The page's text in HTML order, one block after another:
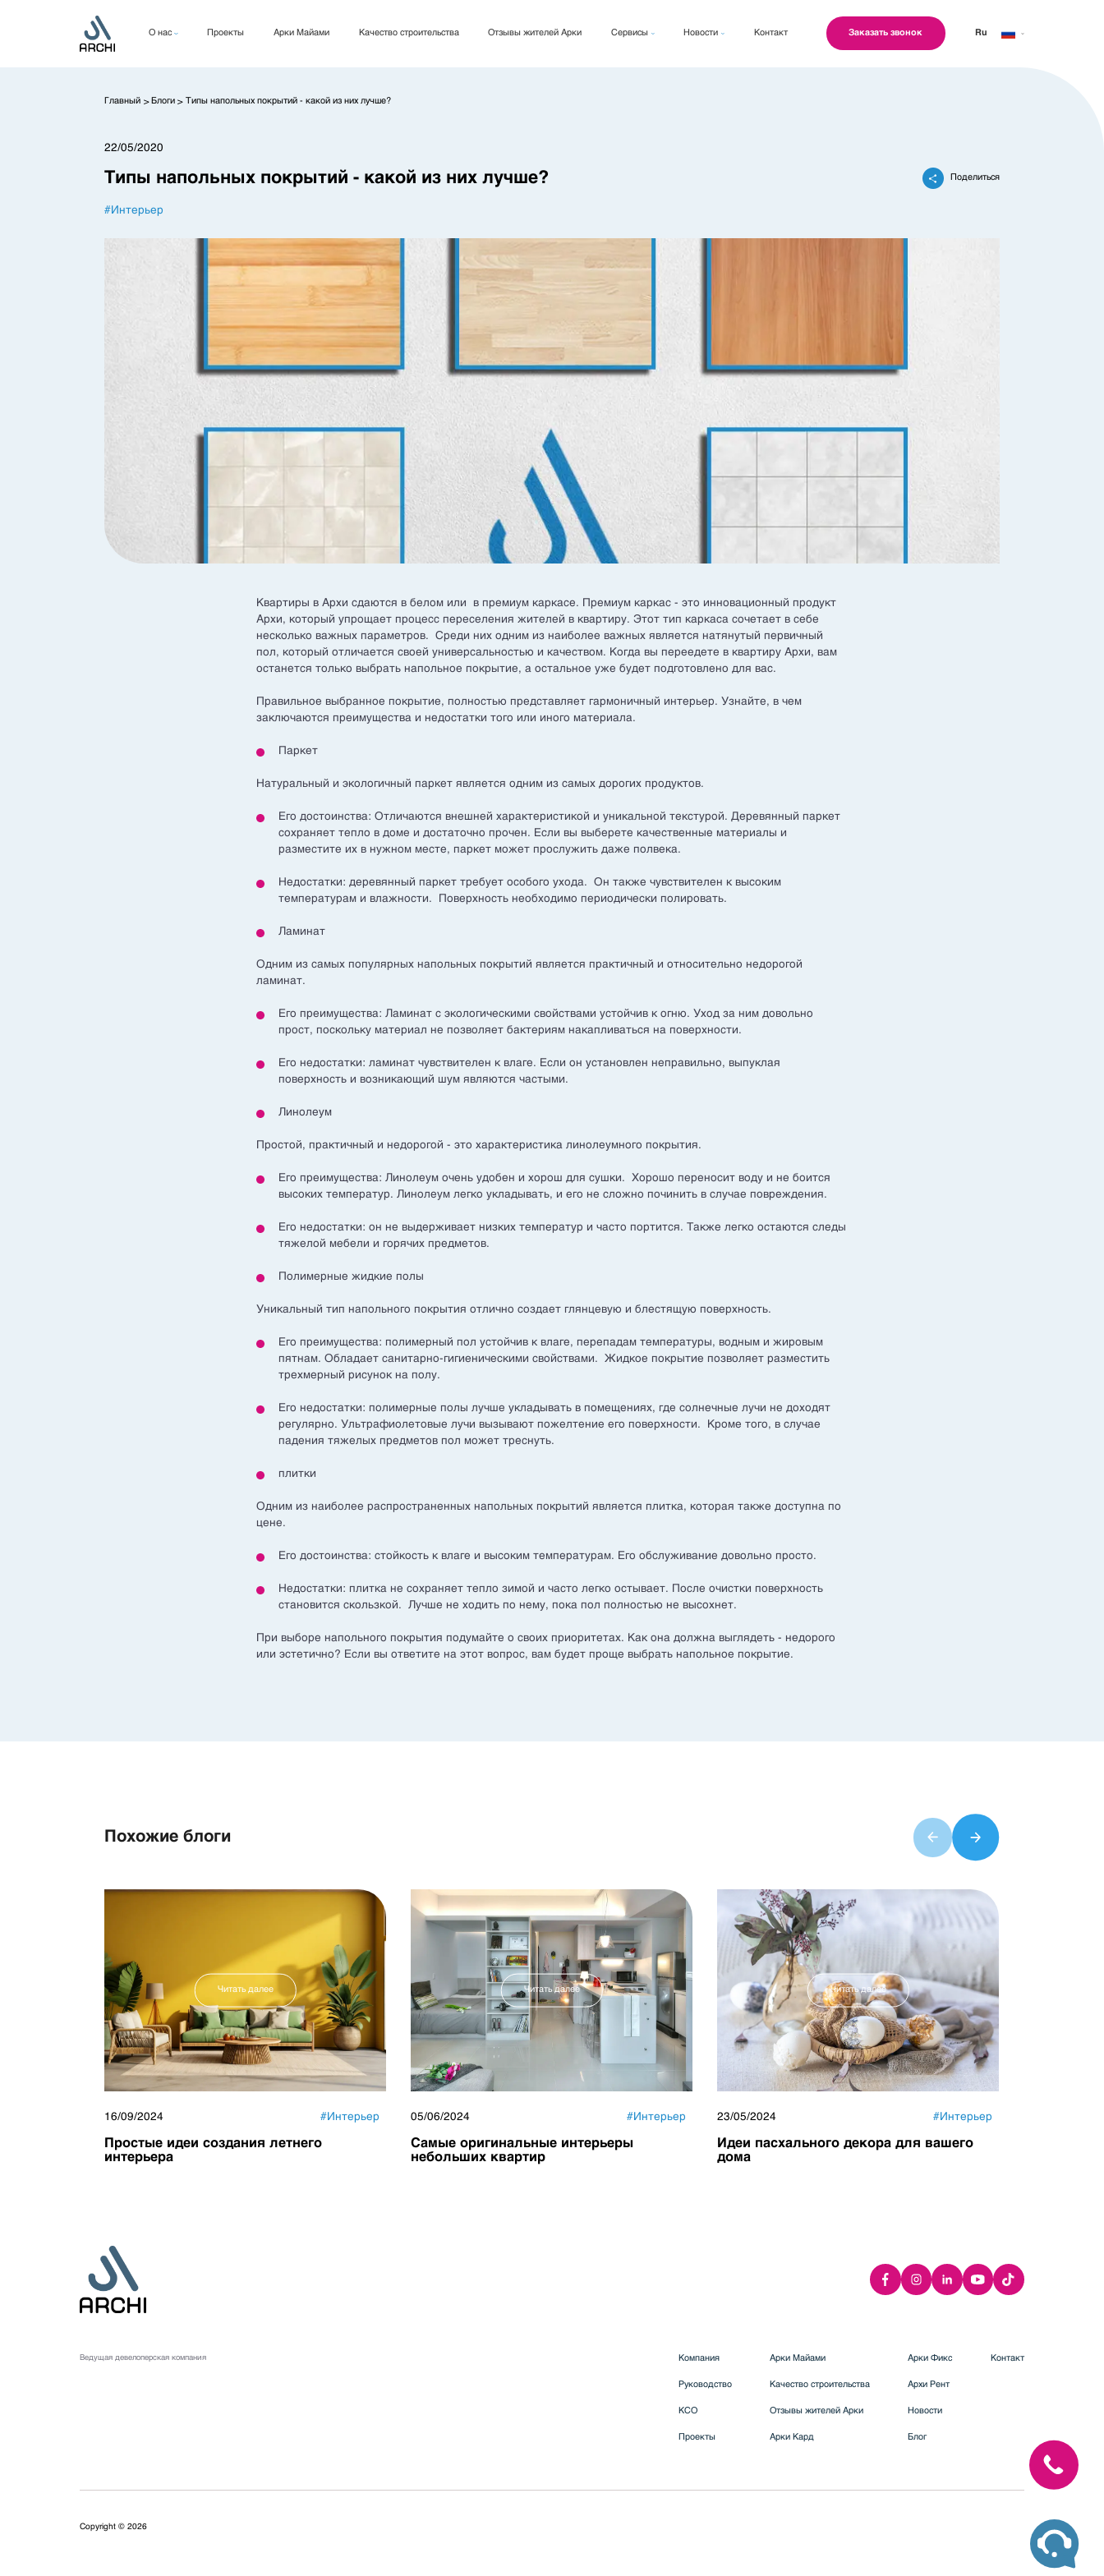
О нас
КСО
Проекты Арки Майами Качество строительства Отзывы жителей Арки Сервисы Новости Контакт Заказать звонок Ru
Главный > Блоги > Типы напольных покрытий - какой из них лучше?
22/05/2020
Типы напольных покрытий - какой из них лучше? Поделиться
#Интерьер
Квартиры в Архи сдаются в белом или в премиум каркасе. Премиум каркас - это инновационный продукт
Архи, который упрощает процесс переселения жителей в квартиру. Этот тип каркаса сочетает в себе
несколько важных параметров. Среди них одним из наиболее важных является натянутый первичный
пол, который отличается своей универсальностью и качеством. Когда вы переедете в квартиру Архи, вам
останется только выбрать напольное покрытие, а остальное уже будет подготовлено для вас.
Правильное выбранное покрытие, полностью представляет гармоничный интерьер. Узнайте, в чем
заключаются преимущества и недостатки того или иного материала.
Паркет
Натуральный и экологичный паркет является одним из самых дорогих продуктов.
Его достоинства: Отличаются внешней характеристикой и уникальной текстурой. Деревянный паркет
сохраняет тепло в доме и достаточно прочен. Если вы выберете качественные материалы и
разместите их в нужном месте, паркет может прослужить даже полвека.
Недостатки: деревянный паркет требует особого ухода. Он также чувствителен к высоким
температурам и влажности. Поверхность необходимо периодически полировать.
Ламинат
Одним из самых популярных напольных покрытий является практичный и относительно недорогой
ламинат.
Его преимущества: Ламинат с экологическими свойствами устойчив к огню. Уход за ним довольно
прост, поскольку материал не позволяет бактериям накапливаться на поверхности.
Его недостатки: ламинат чувствителен к влаге. Если он установлен неправильно, выпуклая
поверхность и возникающий шум являются частыми.
Линолеум
Простой, практичный и недорогой - это характеристика линолеумного покрытия.
Его преимущества: Линолеум очень удобен и хорош для сушки. Хорошо переносит воду и не боится
высоких температур. Линолеум легко укладывать, и его не сложно починить в случае повреждения.
Его недостатки: он не выдерживает низких температур и часто портится. Также легко остаются следы
тяжелой мебели и горячих предметов.
Полимерные жидкие полы
Уникальный тип напольного покрытия отлично создает глянцевую и блестящую поверхность.
Его преимущества: полимерный пол устойчив к влаге, перепадам температуры, водным и жировым
пятнам. Обладает санитарно-гигиеническими свойствами. Жидкое покрытие позволяет разместить
трехмерный рисунок на полу.
Его недостатки: полимерные полы лучше укладывать в помещениях, где солнечные лучи не доходят
регулярно. Ультрафиолетовые лучи вызывают пожелтение его поверхности. Кроме того, в случае
падения тяжелых предметов пол может треснуть.
плитки
Одним из наиболее распространенных напольных покрытий является плитка, которая также доступна по
цене.
Его достоинства: стойкость к влаге и высоким температурам. Его обслуживание довольно просто.
Недостатки: плитка не сохраняет тепло зимой и часто легко остывает. После очистки поверхность
становится скользкой. Лучше не ходить по нему, пока пол полностью не высохнет.
При выборе напольного покрытия подумайте о своих приоритетах. Как она должна выглядеть - недорого
или эстетично? Если вы ответите на этот вопрос, вам будет проще выбрать напольное покрытие.
Похожие блоги
Читать далее
16/09/2024 #Интерьер
Простые идеи создания летнего
интерьера
Читать далее
05/06/2024 #Интерьер
Самые оригинальные интерьеры
небольших квартир
Читать далее
23/05/2024 #Интерьер
Идеи пасхального декора для вашего
дома
Ведущая девелоперская компания Компания
Руководство
КСО
Проекты
Арки Майами
Качество строительства
Отзывы жителей Арки
Арки Кард
Арки Фикс
Архи Рент
Новости
Блог
Контакт
Copyright ©2026